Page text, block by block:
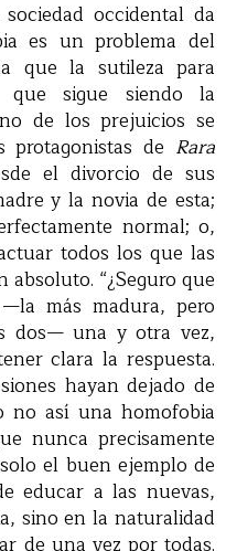
occidental da
es un problema del
que la sutileza para
que sigue siendo la
de los prejuicios se
protagonistas de Rara
el divorcio de sus
y la novia de esta;
normal; o,
todos los que las
“¿Seguro que
más madura, pero
dos— una y otra vez,
clara la respuesta.
hayan dejado de
no así una homofobia
nunca precisamente
el buen ejemplo de
educar a las nuevas,
sino en la naturalidad
de una vez por todas.